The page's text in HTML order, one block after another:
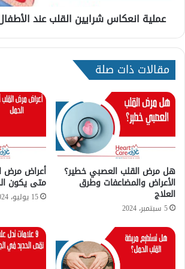
ش
ر
ي
ي
ق
ب
ع
ن
د
ل
عملية انعكاس شرايين القلب عند
مقالات ذات صلة
هل مرض القلب العصبي خطير؟
الأعراض والمضاعفات وطرق
العلاج
5 سبتمبر، 2024
أعراض مرض
متى يكون
15 يوليو، 2024